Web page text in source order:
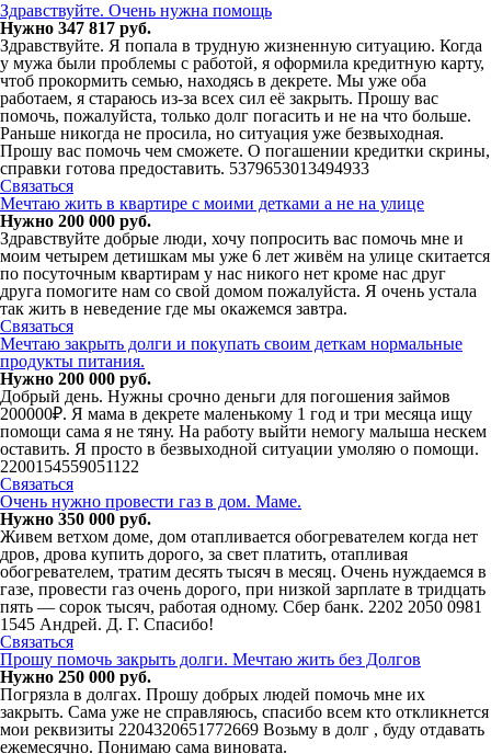
Здравствуйте. Очень нужна помощь
Нужно 347 817 руб.
Здравствуйте. Я попала в трудную жизненную ситуацию. Когда
у мужа были проблемы с работой, я оформила кредитную карту,
чтоб прокормить семью, находясь в декрете. Мы уже оба
работаем, я стараюсь из-за всех сил еë закрыть. Прошу вас
помочь, пожалуйста, только долг погасить и не на что больше.
Раньше никогда не просила, но ситуация уже безвыходная.
Прошу вас помочь чем сможете. О погашении кредитки скрины,
справки готова предоставить. 5379653013494933
Связаться
Мечтаю жить в квартире с моими детками а не на улице
Нужно 200 000 руб.
Здравствуйте добрые люди, хочу попросить вас помочь мне и
моим четырем детишкам мы уже 6 лет живём на улице скитается
по посуточным квартирам у нас никого нет кроме нас друг
друга помогите нам со свой домом пожалуйста. Я очень устала
так жить в неведение где мы окажемся завтра.
Связаться
Мечтаю закрыть долги и покупать своим деткам нормальные
продукты питания.
Нужно 200 000 руб.
Добрый день. Нужны срочно деньги для погошения займов
200000₽. Я мама в декрете маленькому 1 год и три месяца ищу
помощи сама я не тяну. На работу выйти немогу малыша нескем
оставить. Я просто в безвыходной ситуации умоляю о помощи.
2200154559051122
Связаться
Очень нужно провести газ в дом. Маме.
Нужно 350 000 руб.
Живем ветхом доме, дом отапливается обогревателем когда нет
дров, дрова купить дорого, за свет платить, отапливая
обогревателем, тратим десять тысяч в месяц. Очень нуждаемся в
газе, провести газ очень дорого, при низкой зарплате в тридцать
пять — сорок тысяч, работая одному. Сбер банк. 2202 2050 0981
1545 Андрей. Д. Г. Спасибо!
Связаться
Прошу помочь закрыть долги. Мечтаю жить без Долгов
Нужно 250 000 руб.
Погрязла в долгах. Прошу добрых людей помочь мне их
закрыть. Сама уже не справляюсь, спасибо всем кто откликнется
мои реквизиты 2204320651772669 Возьму в долг , буду отдавать
ежемесячно. Понимаю сама виновата.